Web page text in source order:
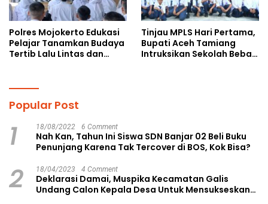
Polres Mojokerto Edukasi
Pelajar Tanamkan Budaya
Tertib Lalu Lintas dan
Tinjau MPLS Hari Pertama,
Bupati Aceh Tamiang
Intruksikan Sekolah Bebas
Popular Post
1 18/08/2022 6 Comment
Nah Kan, Tahun Ini Siswa SDN Banjar 02 Beli Buku
Penunjang Karena Tak Tercover di BOS, Kok Bisa?
2 18/04/2023 4 Comment
Deklarasi Damai, Muspika Kecamatan Galis
Undang Calon Kepala Desa Untuk Mensukseskan